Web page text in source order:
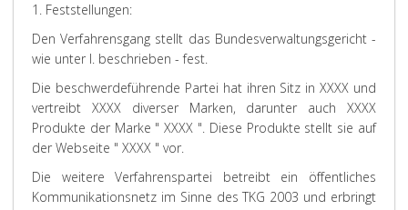
1. Feststellungen:
Den Verfahrensgang stellt das Bundesverwaltungsgericht -
wie unter I. beschrieben - fest.
Die beschwerdeführende Partei hat ihren Sitz in XXXX und
vertreibt XXXX diverser Marken, darunter auch XXXX
Produkte der Marke " XXXX ". Diese Produkte stellt sie auf
der Webseite " XXXX " vor.
Die weitere Verfahrenspartei betreibt ein öffentliches
Kommunikationsnetz im Sinne des TKG 2003 und erbringt